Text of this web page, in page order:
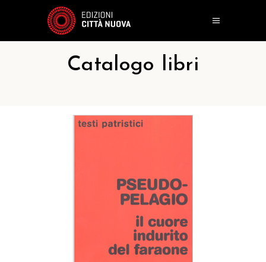
Catalogo libri